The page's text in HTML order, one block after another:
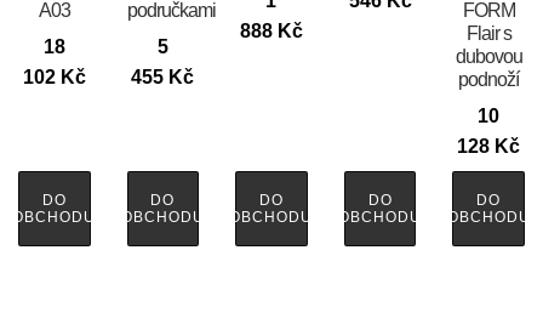
A03
18
102 Kč
DO
OBCHODU
područkami
5
455 Kč
DO
OBCHODU
888 Kč
DO
OBCHODU
DO
OBCHODU
FORM
Flair s
dubovou
podnoží
10
128 Kč
DO
OBCHODU